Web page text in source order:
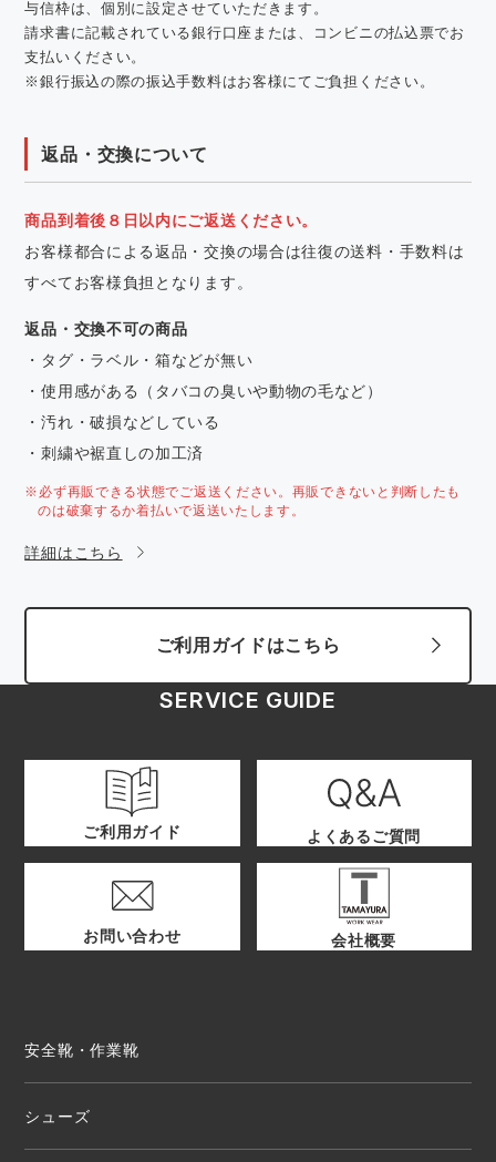
与信枠は、個別に設定させていただきます。
請求書に記載されている銀行口座または、コンビニの払込票でお
支払いください。
※銀行振込の際の振込手数料はお客様にてご負担ください。
返品・交換について
商品到着後８日以内にご返送ください。
お客様都合による返品・交換の場合は往復の送料・手数料は
すべてお客様負担となります。
返品・交換不可の商品
・タグ・ラベル・箱などが無い
・使用感がある（タバコの臭いや動物の毛など）
・汚れ・破損などしている
・刺繍や裾直しの加工済
※必ず再販できる状態でご返送ください。再販できないと判断したも
のは破棄するか着払いで返送いたします。
詳細はこちら
ご利用ガイドはこちら
SERVICE GUIDE
ご利用ガイド よくあるご質問
お問い合わせ 会社概要
安全靴・作業靴
シューズ